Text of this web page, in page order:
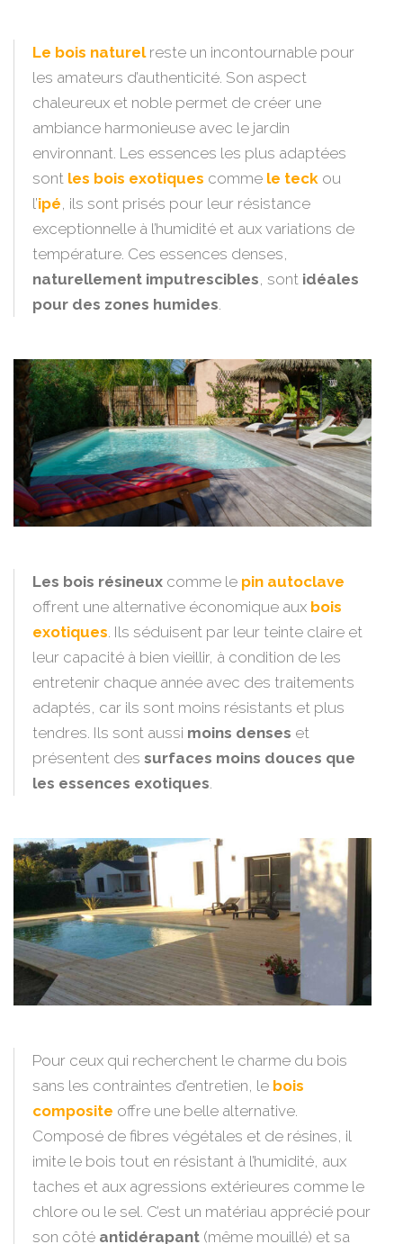
Le bois naturelreste un incontournable pour
les amateurs d’authenticité. Son aspect
chaleureux et noble permet de créer une
ambiance harmonieuse avec le jardin
environnant. Les essences les plus adaptées
sont les bois exotiques comme le teck ou
l’ipé, ils sont prisés pour leur résistance
exceptionnelle à l’humidité et aux variations de
température. Ces essences denses,
naturellement imputrescibles, sont idéales
pour des zones humides.
Les bois résineux comme le pin autoclave
offrent une alternative économique aux bois
exotiques. Ils séduisent par leur teinte claire et
leur capacité à bien vieillir, à condition de les
entretenir chaque année avec des traitements
adaptés, car ils sont moins résistants et plus
tendres. Ils sont aussi moins denses et
présentent des surfaces moins douces que
les essences exotiques.
Pour ceux qui recherchent le charme du bois
sans les contraintes d’entretien, le bois
composite offre une belle alternative.
Composé de fibres végétales et de résines, il
imite le bois tout en résistant à l’humidité, aux
taches et aux agressions extérieures comme le
chlore ou le sel. C’est un matériau apprécié pour
son côté antidérapant (même mouillé) et sa